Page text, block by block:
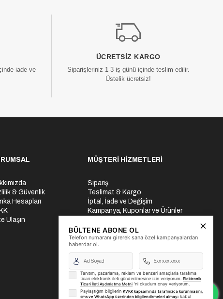
iade ve
ÜCRETSIZ KARGO
Siparişleriniz 1-3 iş günü içinde teslim edilir.
Üstelik ücretsiz!
& Güvenlik
Hesapları
Ulaşın
MÜŞTERİ HİZMETLERİ
Sipariş
Teslimat & Kargo
İptal, İade ve Değişim
Kampanya, Kuponlar ve Ürünler
Üyelik İşlemleri
Yurtdışı Gönderi
BÜLTENE ABONE OL
Telefon numaranı girerek sana özel kampanyalardan
haberdar ol.
Tanıtım, pazarlama, reklam ve benzeri amaçlarla tarafıma
ticari elektronik ileti gönderilmesine izin veriyorum. Elektronik
Ticari İleti Aydınlatma Metni 'ni okudum onay veriyorum.
Paylaştığım bilgilerin KVKK kapsamında tarafınızca korunmasını,
sms ve WhatsApp üzerinden bilgilendirmeleri almayı kabul